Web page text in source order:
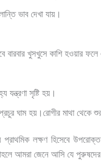
ভাব দেখা যায়।
খুসখুসে কাশি হওয়ার
সৃষ্টি হয়।
ঘাম হয়।রোগীর মাথা থেকে
লক্ষণ হিসেবে
আমরা জেনে আসি যে